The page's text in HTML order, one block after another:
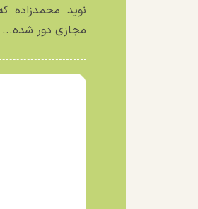
نوید
مجازی دور شده...